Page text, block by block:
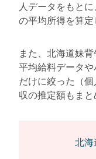
人データをもと
の平均所得を算定
また、北海道妹
平均給料データ
だけに絞った（
収の推定額もまと
北海